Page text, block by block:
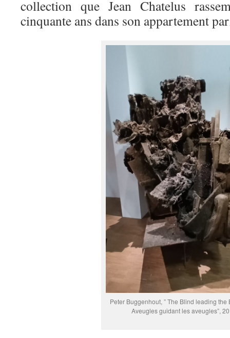
collection que Jean Chatelus
cinquante ans dans son appartement
Peter Buggenhout, ” The Blind leading the
Aveugles guidant les aveugles”,